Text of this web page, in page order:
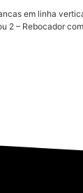
em linha
2 – Rebocador